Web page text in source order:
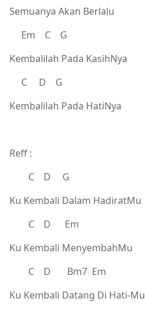
Semuanya Akan Berlalu
Em C G
Kembalilah Pada KasihNya
C D G
Kembalilah Pada HatiNya
Reff :
C D G
Ku Kembali Dalam HadiratMu
C D Em
Ku Kembali MenyembahMu
C D Bm7 Em
Ku Kembali Datang Di Hati-Mu